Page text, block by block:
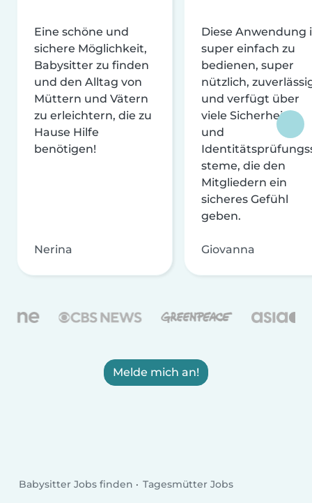
Eine schöne und
sichere Möglichkeit,
Babysitter zu finden
und den Alltag von
Müttern und Vätern
zu erleichtern, die zu
Hause Hilfe
benötigen!
Nerina
Diese Anwendung
super einfach zu
bedienen, super
nützlich,
und verfügt über
viele Sicherheits-
und
steme, die den
Mitgliedern ein
sicheres Gefühl
geben.
Giovanna
Melde mich an!
Babysitter Jobs finden Tagesmütter Jobs